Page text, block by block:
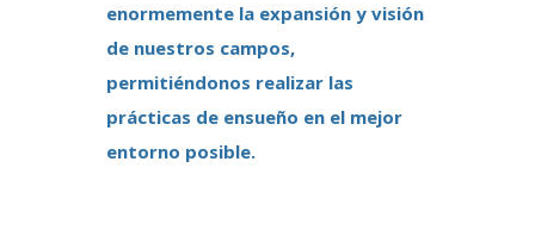
enormemente la expansión y visión
de nuestros campos,
permitiéndonos realizar las
prácticas de ensueño en el mejor
entorno posible.